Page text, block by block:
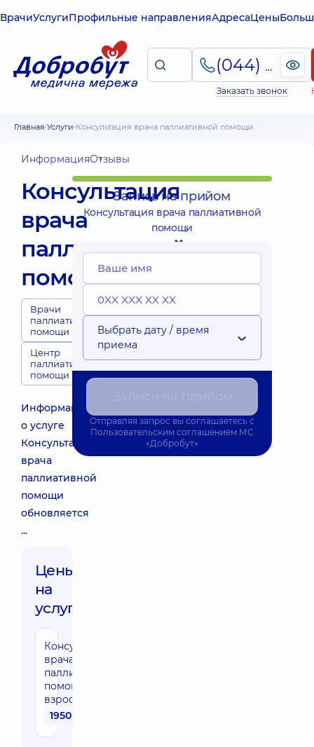
ВрачиУслугиПрофильные направленияАдресаЦены
(044) 495-2-888
Заказать звонок
Главная Услуги Консультация врача паллиативной помощи
ИнформацияОтзывы
Консультация
врача
паллиативной
помощи
Врачи
паллиативной
помощи
Центр
паллиативной
помощи
Информация
о услуге
Консультация
врача
паллиативной
помощи
обновляется
...
Цены
на
услуги:
Консультация
врача
паллиативной
помощи для
взрослых
1950 грн
Запись на прийом
Консультация врача паллиативной
помощи
Выбрать дату / время
приема
Отправляя запрос вы соглашаетесь с
Пользовательским соглашением МС
«Добробут»